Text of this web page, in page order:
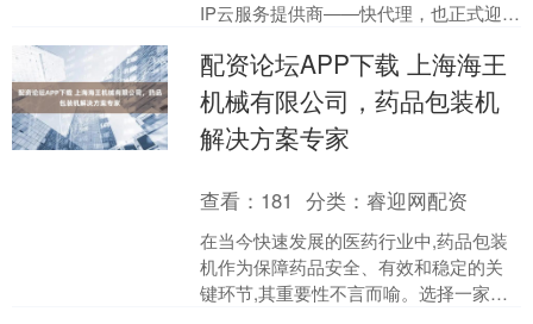
IP云服务提供商——快代理，也正式迎来
理从几名工....
配资论坛APP下载 上海海王
机械有限公司，药品包装机
解决方案专家
查看： 181 分类：睿迎网配资
在当今快速发展的医药行业中,药品包装
机作为保障药品安全、有效和稳定的关
键环节,其重要性不言而喻。选择一家技